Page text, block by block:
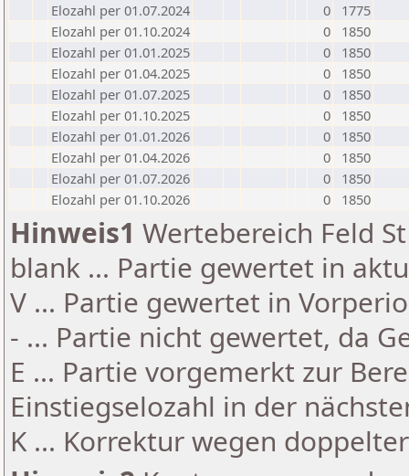
Elozahl per 01.07.2024
0
1775
Elozahl per 01.10.2024
0
1850
Elozahl per 01.01.2025
0
1850
Elozahl per 01.04.2025
0
1850
Elozahl per 01.07.2025
0
1850
Elozahl per 01.10.2025
0
1850
Elozahl per 01.01.2026
0
1850
Elozahl per 01.04.2026
0
1850
Elozahl per 01.07.2026
0
1850
Elozahl per 01.10.2026
0 1850
Hinweis1 Wertebereich Feld
blank ... Partie gewertet in
V ... Partie gewertet in
- ... Partie nicht gewertet, da
E ... Partie vorgemerkt zur
Einstiegselozahl in der
K ... Korrektur wegen